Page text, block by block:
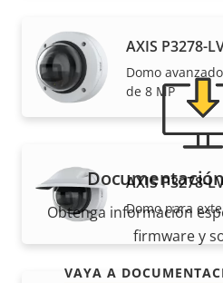
AXIS P3278-
Domo
de 8 MP
AXIS P3278-
Domo para
Obtenga información
firmware y
VAYA A